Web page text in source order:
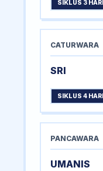
SIKLUS 3 HARI
CATURWARA
SRI
SIKLUS 4 HARI
PANCAWARA
UMANIS